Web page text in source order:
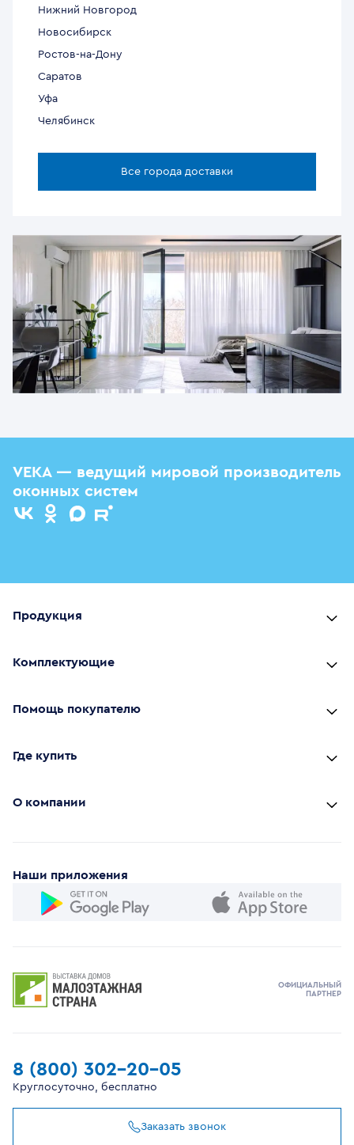
Нижний Новгород
Новосибирск
Ростов-на-Дону
Саратов
Уфа
Челябинск
Все города доставки
VEKA — ведущий мировой производитель
оконных систем
Продукция
Комплектующие
Помощь покупателю
Где купить
О компании
Наши приложения
8 (800) 302-20-05
Круглосуточно, бесплатно
Заказать звонок
ОФИЦИАЛЬНЫЙ
ПАРТНЕР